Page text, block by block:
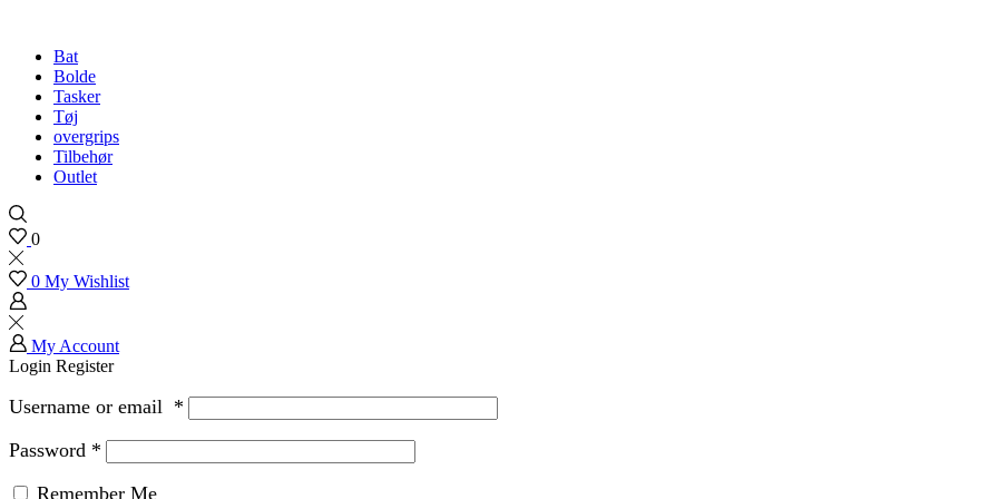
Bat
Bolde
Tasker
Tøj
overgrips
Tilbehør
Outlet
0
0 My Wishlist
My Account
Login Register
Username or email *
Password *
Remember Me